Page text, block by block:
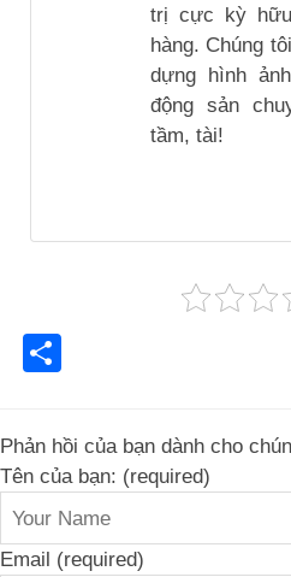
trị cực kỳ
hàng. Chúng
dựng hình
động sản
tầm, tài!
Phản hồi của bạn dành cho
Tên của bạn: (required)
Email (required)